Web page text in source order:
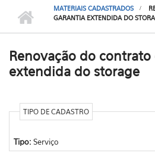
MATERIAIS CADASTRADOS
GARANTIA EXTENDIDA DO
Renovação do
extendida do storage
TIPO DE CADASTRO
Tipo: Serviço